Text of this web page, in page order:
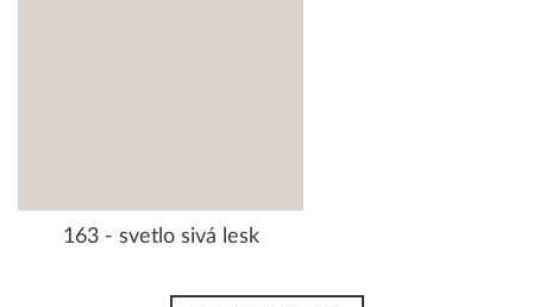
163 - svetlo sivá lesk